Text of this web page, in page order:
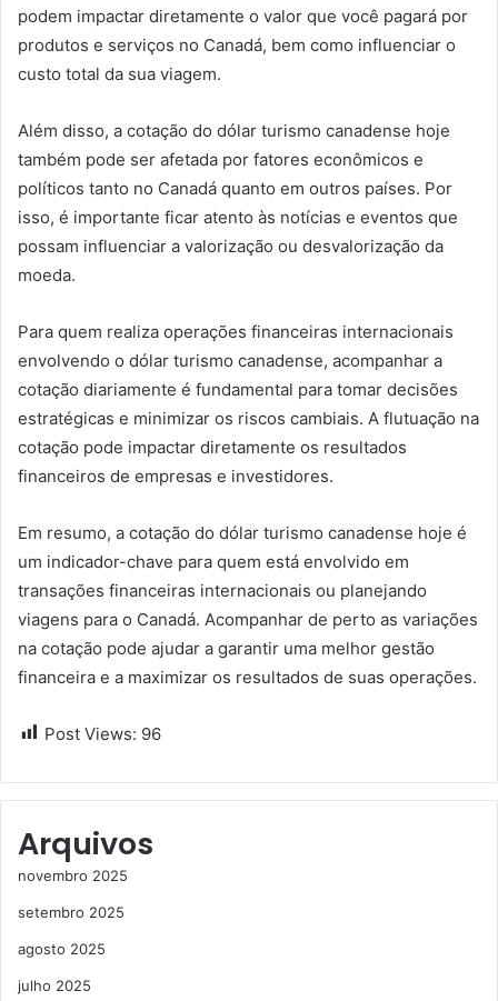
podem impactar diretamente o valor que você pagará por
produtos e serviços no Canadá, bem como influenciar o
custo total da sua viagem.
Além disso, a cotação do dólar turismo canadense hoje
também pode ser afetada por fatores econômicos e
políticos tanto no Canadá quanto em outros países. Por
isso, é importante ficar atento às notícias e eventos que
possam influenciar a valorização ou desvalorização da
moeda.
Para quem realiza operações financeiras internacionais
envolvendo o dólar turismo canadense, acompanhar a
cotação diariamente é fundamental para tomar decisões
estratégicas e minimizar os riscos cambiais. A flutuação na
cotação pode impactar diretamente os resultados
financeiros de empresas e investidores.
Em resumo, a cotação do dólar turismo canadense hoje é
um indicador-chave para quem está envolvido em
transações financeiras internacionais ou planejando
viagens para o Canadá. Acompanhar de perto as variações
na cotação pode ajudar a garantir uma melhor gestão
financeira e a maximizar os resultados de suas operações.
Post Views: 96
Arquivos
novembro 2025
setembro 2025
agosto 2025
julho 2025